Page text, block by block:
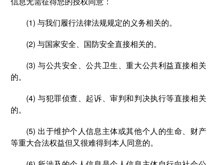
(1) 与我们履行法律法规规定的义务相关的。
(2) 与国家安全、国防安全直接相关的。
(3) 与公共安全、公共卫生、重大公共利益直接相关
的。
(4) 与犯罪侦查、起诉、审判和判决执行等直接相关
的。
(5) 出于维护个人信息主体或其他个人的生命、财产
等重大合法权益但又很难得到本人同意的。